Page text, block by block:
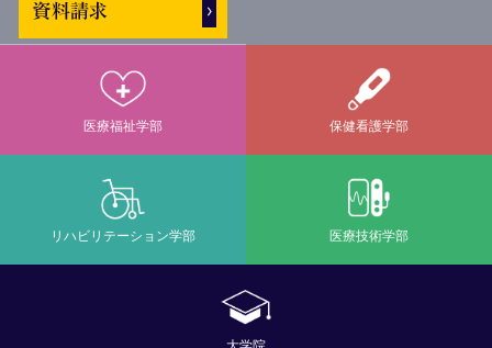
医療福祉学部 保健看護学部
リハビリテーション学部 医療技術学部